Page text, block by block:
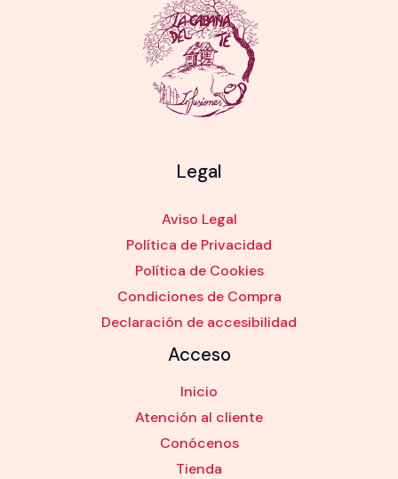
Legal
Aviso Legal
Política de Privacidad
Política de Cookies
Condiciones de Compra
Declaración de accesibilidad
Acceso
Inicio
Atención al cliente
Conócenos
Tienda